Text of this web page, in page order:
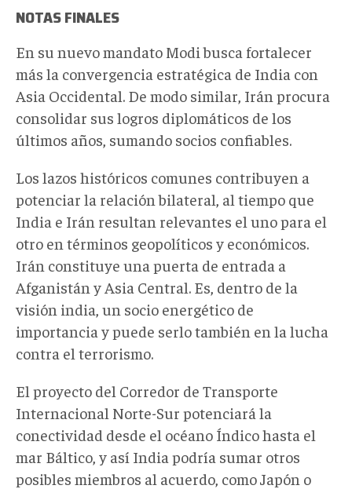
NOTAS FINALES
En su nuevo mandato Modi busca fortalecer
más la convergencia estratégica de India con
Asia Occidental. De modo similar, Irán procura
consolidar sus logros diplomáticos de los
últimos años, sumando socios confiables.
Los lazos históricos comunes contribuyen a
potenciar la relación bilateral, al tiempo que
India e Irán resultan relevantes el uno para el
otro en términos geopolíticos y económicos.
Irán constituye una puerta de entrada a
Afganistán y Asia Central. Es, dentro de la
visión india, un socio energético de
importancia y puede serlo también en la lucha
contra el terrorismo.
El proyecto del Corredor de Transporte
Internacional Norte-Sur potenciará la
conectividad desde el océano Índico hasta el
mar Báltico, y así India podría sumar otros
posibles miembros al acuerdo, como Japón o